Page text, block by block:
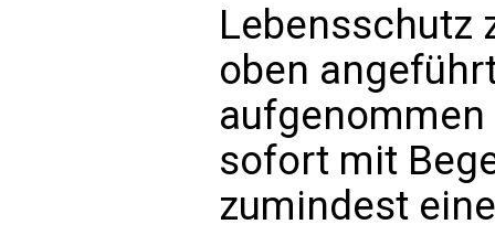
Lebensschutz
oben
sofort mit
zumindest